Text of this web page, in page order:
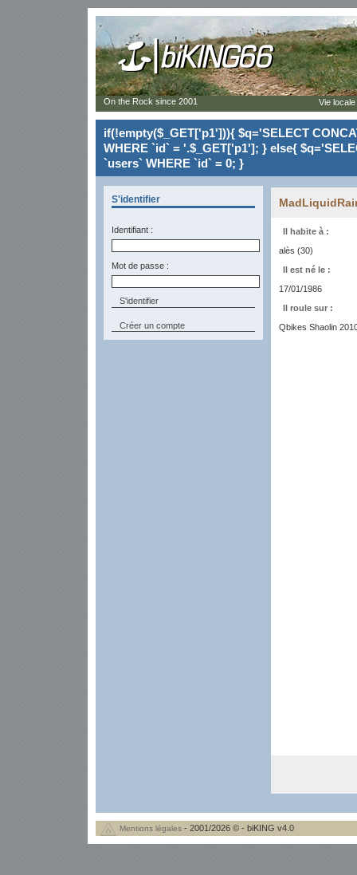
if(!empty($_GET['p1'])){ $q='SELECT
WHERE `id` = '.$_GET['p1']; } else{
`users` WHERE `id` = 0; }
S'identifier
Identifiant :
Mot de passe :
Créer un compte
Il habite à :
alès (30)
Il est né le :
17/01/1986
Il roule sur :
Qbikes Shaolin
On the Rock since 2001 Vie
Mentions légales - 2001/2026 © - biKING v4.0